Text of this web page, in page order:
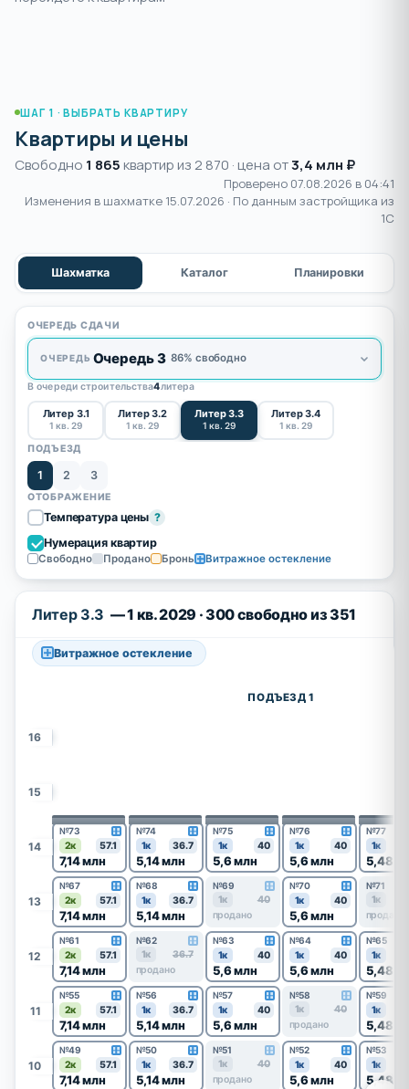
выбрать корпус
ШАГ 1 · ВЫБРАТЬ КВАРТИРУ
Квартиры и цены
Свободно 1 865квартир из 2 870 · цена от3,4 млн ₽
Проверено 07.08.2026 в 04:41
Изменения в шахматке 15.07.2026 · По данным застройщика из
1С
Шахматка Каталог Планировки
Литер 3.3 — 1 кв. 2029 · 300 свободно из 351
Витражное остекление
ПОДЪЕЗД 1
16
15
14
№73
2к 57.1
7,14 млн
№74
1к 36.7
5,14 млн
№75
1к 40
5,6 млн
№76
1к 40
5,6 млн
№77
1к
5,48
13
№67
2к 57.1
7,14 млн
№68
1к 36.7
5,14 млн
№69
1к
40
продано
№70
1к 40
5,6 млн
№71
1к
продано
12
№61
2к 57.1
7,14 млн
№62
1к
36.7
продано
№63
1к 40
5,6 млн
№64
1к 40
5,6 млн
№65
1к
5,48
11
№55
2к 57.1
7,14 млн
№56
1к 36.7
5,14 млн
№57
1к 40
5,6 млн
№58
1к
40
продано
№59
1к
5,48
10
№49
2к 57.1
7,14 млн
№50
1к 36.7
5,14 млн
№51
1к
40
продано
№52
1к 40
5,6 млн
№53
1к
5,48
ОЧЕРЕДЬ СДАЧИ
ОЧЕРЕДЬ Очередь 3 86% свободно
В очереди строительства4литера
Литер 3.1
1 кв. 29
Литер 3.2
1 кв. 29
Литер 3.3
1 кв. 29
Литер 3.4
1 кв. 29
ПОДЪЕЗД
1 2 3
ОТОБРАЖЕНИЕ
Температура цены ?
Нумерация квартир
Свободно Продано Бронь Витражное остекление